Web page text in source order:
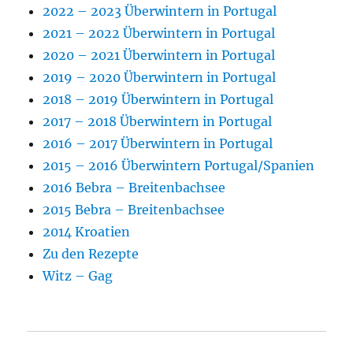
2022 – 2023 Überwintern in Portugal
2021 – 2022 Überwintern in Portugal
2020 – 2021 Überwintern in Portugal
2019 – 2020 Überwintern in Portugal
2018 – 2019 Überwintern in Portugal
2017 – 2018 Überwintern in Portugal
2016 – 2017 Überwintern in Portugal
2015 – 2016 Überwintern Portugal/Spanien
2016 Bebra – Breitenbachsee
2015 Bebra – Breitenbachsee
2014 Kroatien
Zu den Rezepte
Witz – Gag